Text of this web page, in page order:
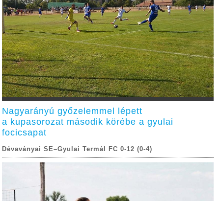
Nagyarányú győzelemmel lépett
a kupasorozat második körébe a gyulai
focicsapat
Dévaványai SE–Gyulai Termál FC 0-12 (0-4)